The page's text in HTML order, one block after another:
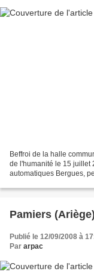
Beffroi de la halle
de l'humanité le 15 juillet
automatiques Bergues,
Pamiers (Ariège)
Publié le 12/09/2008 à
Par arpac